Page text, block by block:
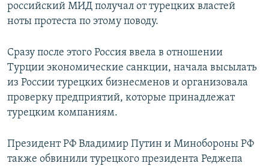
российский МИД получал от турецких властей
ноты протеста по этому поводу.
Сразу после этого Россия ввела в отношении
Турции экономические санкции, начала высылать
из России турецких бизнесменов и организовала
проверку предприятий, которые принадлежат
турецким компаниям.
Президент РФ Владимир Путин и Минобороны РФ
также обвинили турецкого президента Реджепа